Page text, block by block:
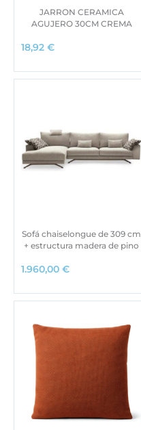
JARRON CERAMICA
AGUJERO 30CM CREMA
18,92 €
Sofá chaiselongue de 309 cm
+ estructura madera de pino
1.960,00 €